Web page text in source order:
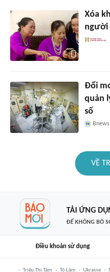
Xóa
người
Đổi
quản
số
Bnews
VỀ
TẢI ỨNG
ĐỂ KHÔNG BỎ
Điều khoản sử dụng
Triệu Thị Tâm Tô Lâm Ukraine